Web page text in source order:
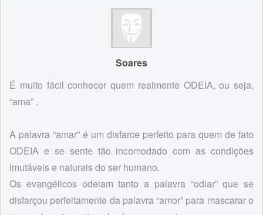
Soares
É muito fácil conhecer quem realmente ODEIA, ou seja,
“ama” .
A palavra “amar” é um disfarce perfeito para quem de fato
ODEIA e se sente tão incomodado com as condições
imutáveis e naturais do ser humano.
Os evangélicos odeiam tanto a palavra “odiar” que se
disfarçou perfeitamente da palavra “amor” para mascarar o